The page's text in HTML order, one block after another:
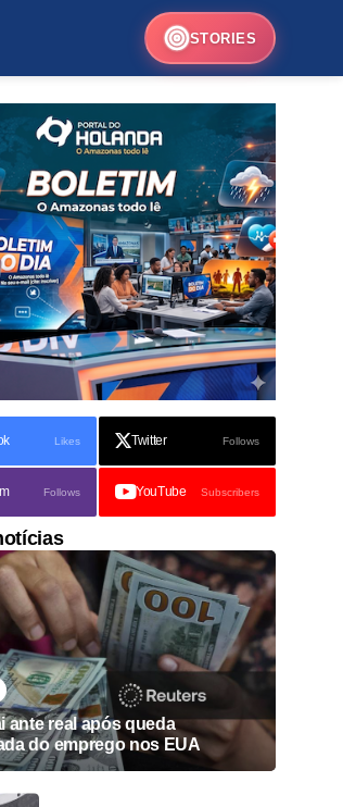
STORIES
Likes Twitter Follows
Follows YouTube Subscribers
ante real após queda
do emprego nos EUA